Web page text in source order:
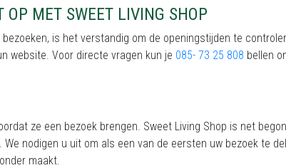
OP MET SWEET LIVING SHOP
is het verstandig om de openingstijden te
website. Voor directe vragen kun je 085- 73 25 808 bellen
ze een bezoek brengen. Sweet Living Shop is net
nodigen u uit om als een van de eersten uw bezoek te
maakt.